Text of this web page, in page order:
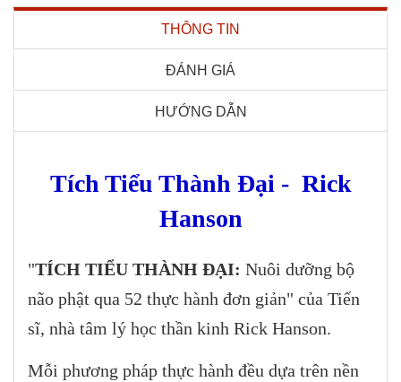
THÔNG TIN
ĐÁNH GIÁ
HƯỚNG DẪN
Tích Tiểu Thành Đại - Rick
Hanson
"TÍCH TIỂU THÀNH ĐẠI: Nuôi dưỡng bộ
não phật qua 52 thực hành đơn giản" của Tiến
sĩ, nhà tâm lý học thần kinh Rick Hanson.
Mỗi phương pháp thực hành đều dựa trên nền